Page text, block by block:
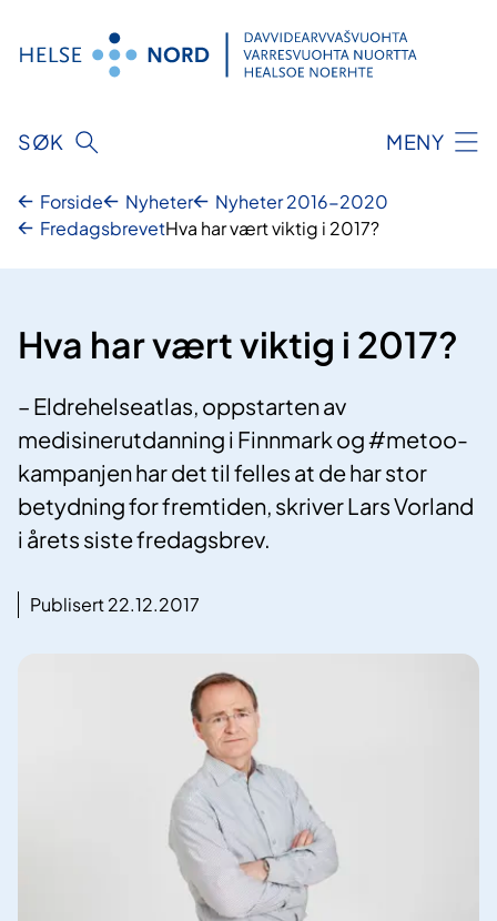
innhold
SØK MENY
Forside Nyheter
Nyheter 2016-2020
FredagsbrevetHva har vært viktig i 2017?
Hva har vært viktig i 2017?
– Eldrehelseatlas, oppstarten av
medisinerutdanning i Finnmark og #metoo-
kampanjen har det til felles at de har stor
betydning for fremtiden, skriver Lars Vorland
i årets siste fredagsbrev.
Publisert 22.12.2017